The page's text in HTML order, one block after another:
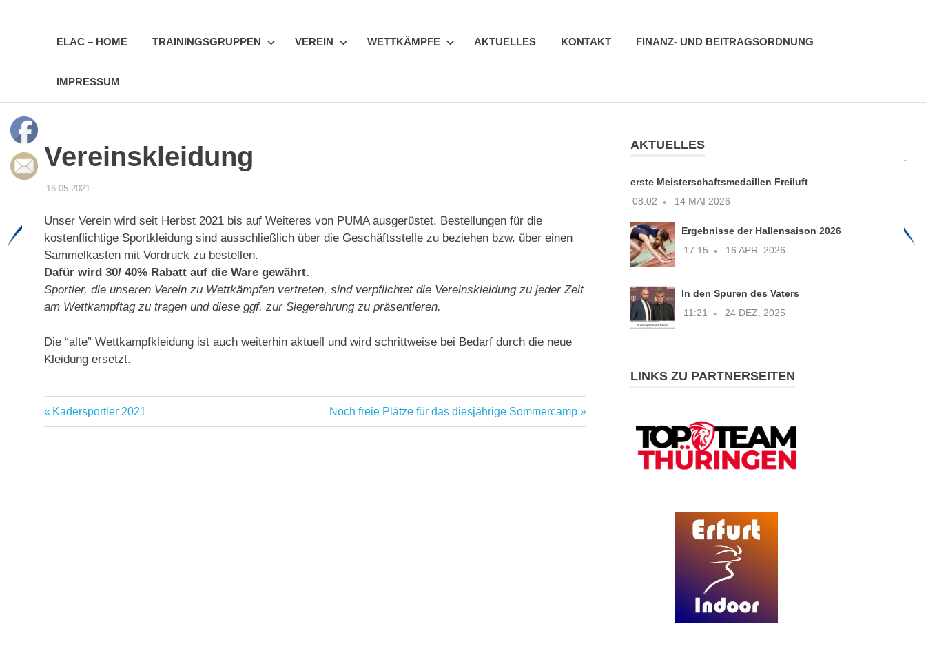
Erfurter
e.V.
ELAC – HOME TRAININGSGRUPPEN VEREIN WETTKÄMPFE AKTUELLES KONTAKT FINANZ- UND BEITRAGSORDNUNG
IMPRESSUM
Vereinskleidung
16.05.2021
Unser Verein wird seit Herbst 2021 bis auf Weiteres von PUMA ausgerüstet. Bestellungen für die
kostenflichtige Sportkleidung sind ausschließlich über die Geschäftsstelle zu beziehen bzw. über einen
Sammelkasten mit Vordruck zu bestellen.
Dafür wird 30/ 40% Rabatt auf die Ware gewährt.
Sportler, die unseren Verein zu Wettkämpfen vertreten, sind verpflichtet die Vereinskleidung zu jeder Zeit
am Wettkampftag zu tragen und diese ggf. zur Siegerehrung zu präsentieren.
Die “alte” Wettkampfkleidung ist auch weiterhin aktuell und wird schrittweise bei Bedarf durch die neue
Kleidung ersetzt.
Beitragsnavigation
Vorheriger
Beitrag:
Kadersportler 2021
Nächster
Beitrag:
Noch freie Plätze für das diesjährige Sommercamp
AKTUELLES
erste Meisterschaftsmedaillen Freiluft
08:02 14 MAI 2026
Ergebnisse der Hallensaison 2026
17:15 16 APR. 2026
In den Spuren des Vaters
11:21 24 DEZ. 2025
LINKS ZU PARTNERSEITEN